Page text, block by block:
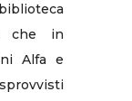
che in
Alfa e